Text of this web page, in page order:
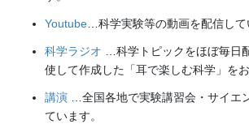
Youtube …科学実験等の動画を配信して
科学ラジオ …科学トピックをほぼ毎日
使して作成した「耳で楽しむ科学」をお
講演 …全国各地で実験講習会・サイエ
ています。